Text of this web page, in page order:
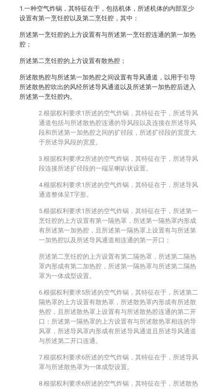
1.一种空气炸锅，其特征在于，包括机体，所述机体的内部至少
设置有第一烹饪腔以及第二烹饪腔，其中：
所述第一烹饪腔的上方设置有与所述第一烹饪腔连通的第一加热
腔；
所述第二烹饪腔的上方设置有散热腔；
所述散热腔与所述第一加热腔之间设置有导风通道，以用于引导
所述散热腔吹出的风经所述导风通道以及所述第一加热腔后进入
所述第一烹饪腔内。
2.根据权利要求1所述的空气炸锅，其特征在于，所述导风
通道包括与所述散热腔连通的导风段以及连接在所述导风
段和所述第一加热腔之间的扩径段，所述扩径段的宽度大
于所述导风段的宽度。
3.根据权利要求2所述的空气炸锅，其特征在于，所述导风
段连接所述扩径段的一端呈喇叭状设置。
4.根据权利要求1所述的空气炸锅，其特征在于，所述导风
通道整体呈T字形。
5.根据权利要求1所述的空气炸锅，其特征在于，所述第一
烹饪腔的上方设置有第一隔热罩，所述第一隔热罩内形成
有所述第一加热腔，且所述第一隔热罩上设置有与所述第
一加热腔以及所述导风通道相连通的第一开口；
所述第二烹饪腔的上方设置有第二隔热罩，所述第二隔热
罩内形成有第二加热腔，所述第一隔热罩与所述第二隔热
罩为一体成型设置。
6.根据权利要求5所述的空气炸锅，其特征在于，所述第二
隔热罩的上方设置有散热罩，所述散热罩内形成有所述散
热腔，且所述散热罩上设置有与所述散热腔连通的第二开
口；所述第一隔热罩的上方设置有与所述散热罩相连的导
风罩，所述导风罩内形成有所述导风通道且所述导风通道
与所述第二开口连通。
7.根据权利要求6所述的空气炸锅，其特征在于，所述导风
罩与所述散热罩为一体成型设置。
8.根据权利要求6所述的空气炸锅，其特征在于，所述散热